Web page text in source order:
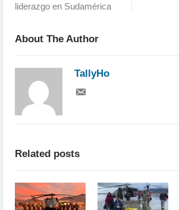
liderazgo en Sudamérica
About The Author
TallyHo
Related posts